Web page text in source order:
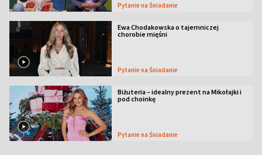
Pytanie na Śniadanie
Ewa Chodakowska o tajemniczej
chorobie mięśni
Pytanie na Śniadanie
Biżuteria – idealny prezent na Mikołajki i
pod choinkę
Pytanie na Śniadanie